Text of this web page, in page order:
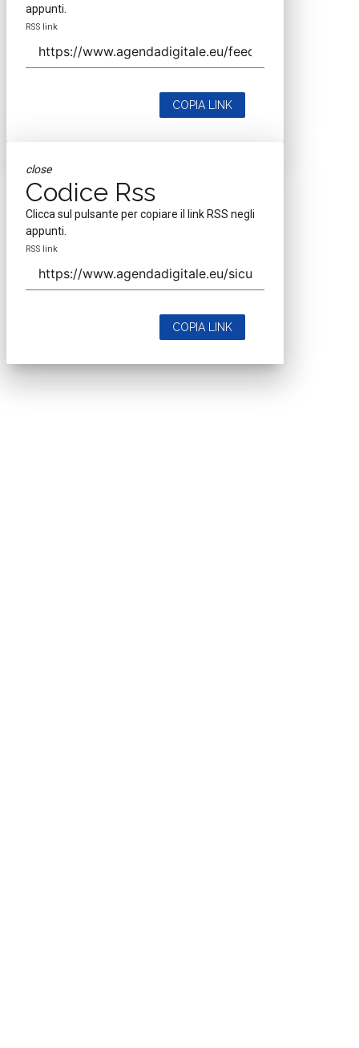
appunti.
RSS link
COPIA LINK
close
Codice Rss
Clicca sul pulsante per copiare il link RSS negli
appunti.
RSS link
COPIA LINK